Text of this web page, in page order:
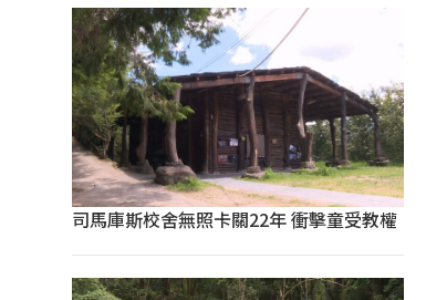
司馬庫斯校舍無照卡關22年 衝擊童受教權